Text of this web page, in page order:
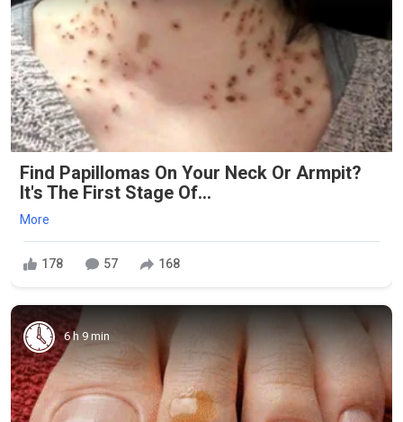
Find Papillomas On Your Neck Or Armpit?
It's The First Stage Of...
More
178 57 168
6 h 9 min